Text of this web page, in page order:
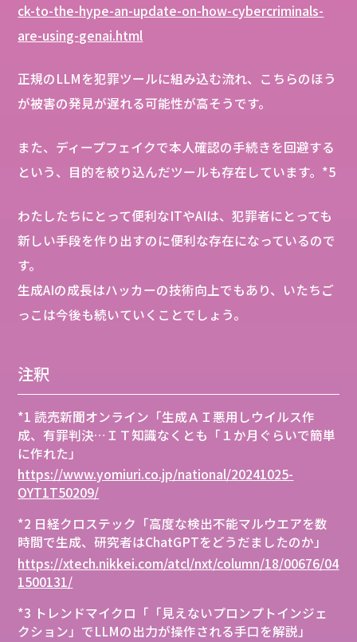
ck-to-the-hype-an-update-on-how-cybercriminals-
are-using-genai.html
正規のLLMを犯罪ツールに組み込む流れ、こちらのほう
が被害の発見が遅れる可能性が高そうです。
また、ディープフェイクで本人確認の手続きを回避する
という、目的を絞り込んだツールも存在しています。*5
わたしたちにとって便利なITやAIは、犯罪者にとっても
新しい手段を作り出すのに便利な存在になっているので
す。
生成AIの成長はハッカーの技術向上でもあり、いたちご
っこは今後も続いていくことでしょう。
注釈
*1 読売新聞オンライン「生成ＡＩ悪用しウイルス作
成、有罪判決…ＩＴ知識なくとも「１か月ぐらいで簡単
に作れた」
https://www.yomiuri.co.jp/national/20241025-
OYT1T50209/
*2 日経クロステック「高度な検出不能マルウエアを数
時間で生成、研究者はChatGPTをどうだましたのか」
https://xtech.nikkei.com/atcl/nxt/column/18/00676/04
1500131/
*3 トレンドマイクロ「「見えないプロンプトインジェ
クション」でLLMの出力が操作される手口を解説」